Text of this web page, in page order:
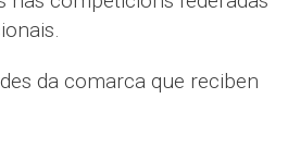
da comarca que reciben